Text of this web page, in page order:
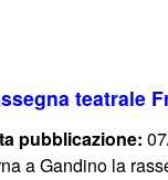
teatrale
pubblicazione:
a Gandino la